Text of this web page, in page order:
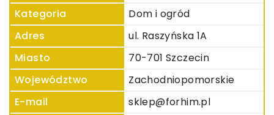
Kategoria
Dom i ogród
Adres
ul. Raszyńska 1A
Miasto
70-701 Szczecin
Województwo
Zachodniopomorskie
E-mail
sklep@forhim.pl